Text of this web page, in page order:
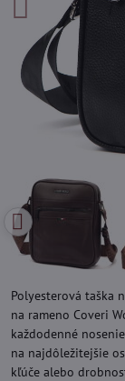
Polyesterová taška
na rameno Coveri
každodenné
na najdôležitejšie
kľúče alebo